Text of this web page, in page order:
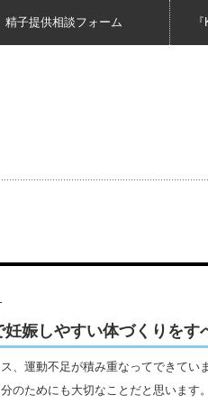
精子提供相談フォーム
娠しやすい体づくりをす
、運動不足が積み重なってできてい
のためにも大切なことだと思います